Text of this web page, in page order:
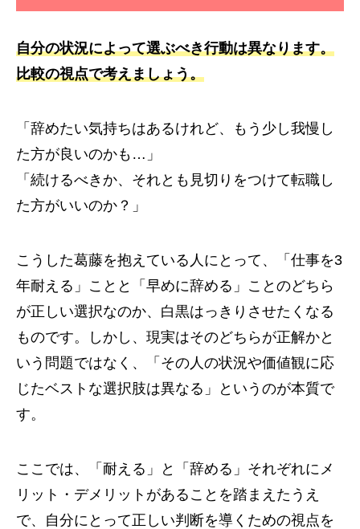
自分の状況によって選ぶべき行動は異なります。
比較の視点で考えましょう。
「辞めたい気持ちはあるけれど、もう少し我慢し
た方が良いのかも…」
「続けるべきか、それとも見切りをつけて転職し
た方がいいのか？」
こうした葛藤を抱えている人にとって、「仕事を3
年耐える」ことと「早めに辞める」ことのどちら
が正しい選択なのか、白黒はっきりさせたくなる
ものです。しかし、現実はそのどちらが正解かと
いう問題ではなく、「その人の状況や価値観に応
じたベストな選択肢は異なる」というのが本質で
す。
ここでは、「耐える」と「辞める」それぞれにメ
リット・デメリットがあることを踏まえたうえ
で、自分にとって正しい判断を導くための視点を